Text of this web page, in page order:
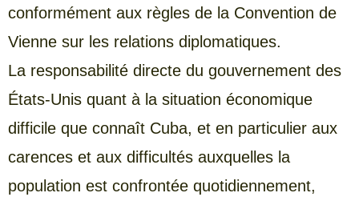
conformément aux règles de la Convention de
Vienne sur les relations diplomatiques.
La responsabilité directe du gouvernement des
États-Unis quant à la situation économique
difficile que connaît Cuba, et en particulier aux
carences et aux difficultés auxquelles la
population est confrontée quotidiennement,